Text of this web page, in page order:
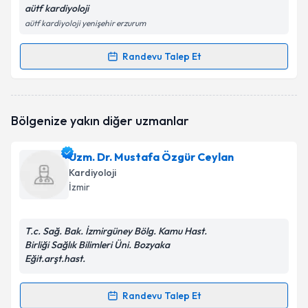
aütf kardiyoloji
aütf kardiyoloji yenişehir erzurum
Randevu Talep Et
Randevu Takvimi Talebi
Size bu uzmandan randevu almanız için bir takvim
E-posta Adresiniz
Kişisel verilerimin işlenmesine ilişkin
Metni'ni okudum ve kişisel verilerimin belirtilen
kapsamda işlenmesini kabul ediyorum.
Takvim Talebini Gönder
Bölgenize yakın diğer uzmanlar
Uzm. Dr. Mustafa Özgür Ceylan
Kardiyoloji
İzmir
T.c. Sağ. Bak. İzmirgüney Bölg. Kamu Hast.
Birliği Sağlık Bilimleri Üni. Bozyaka
Eğit.arşt.hast.
Randevu Talep Et
Randevu Takvimi Talebi